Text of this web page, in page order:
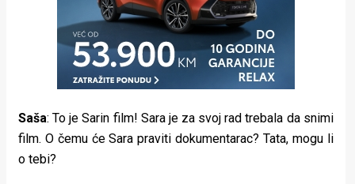
Saša: To je Sarin film! Sara je za svoj rad trebala da snimi
film. O čemu će Sara praviti dokumentarac? Tata, mogu li
o tebi?